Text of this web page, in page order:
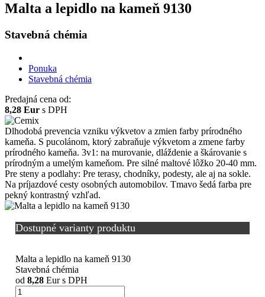
Malta a lepidlo na kameň 9130
Stavebná chémia
Ponuka
Stavebná chémia
Predajná cena od:
8,28 Eur s DPH
Dlhodobá prevencia vzniku výkvetov a zmien farby prírodného
kameňa. S pucolánom, ktorý zabraňuje výkvetom a zmene farby
prírodného kameňa. 3v1: na murovanie, dláždenie a škárovanie s
prírodným a umelým kameňom. Pre silné maltové lôžko 20-40 mm.
Pre steny a podlahy: Pre terasy, chodníky, podesty, ale aj na sokle.
Na príjazdové cesty osobných automobilov. Tmavo šedá farba pre
pekný kontrastný vzhľad.
Dostupné varianty produktu
Malta a lepidlo na kameň 9130
Stavebná chémia
od 8,28 Eur s DPH